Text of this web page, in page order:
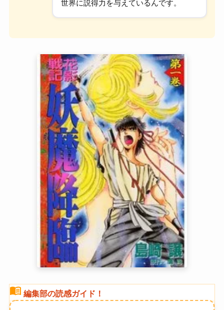
世界に説得力を与えているんです。
menu_book 編集部の読感ガイド！